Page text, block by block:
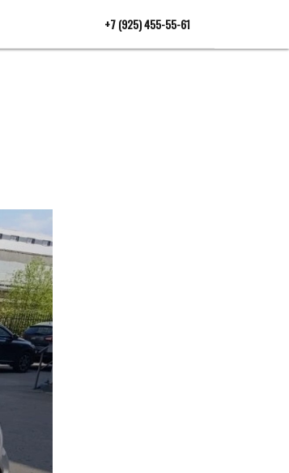
+7 (925) 455-55-61